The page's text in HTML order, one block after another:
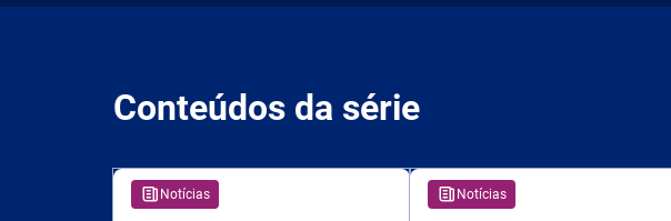
Conteúdos da série
Notícias Notícias